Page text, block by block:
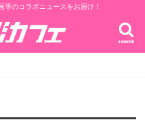
等のコラボニュースをお届け！
search